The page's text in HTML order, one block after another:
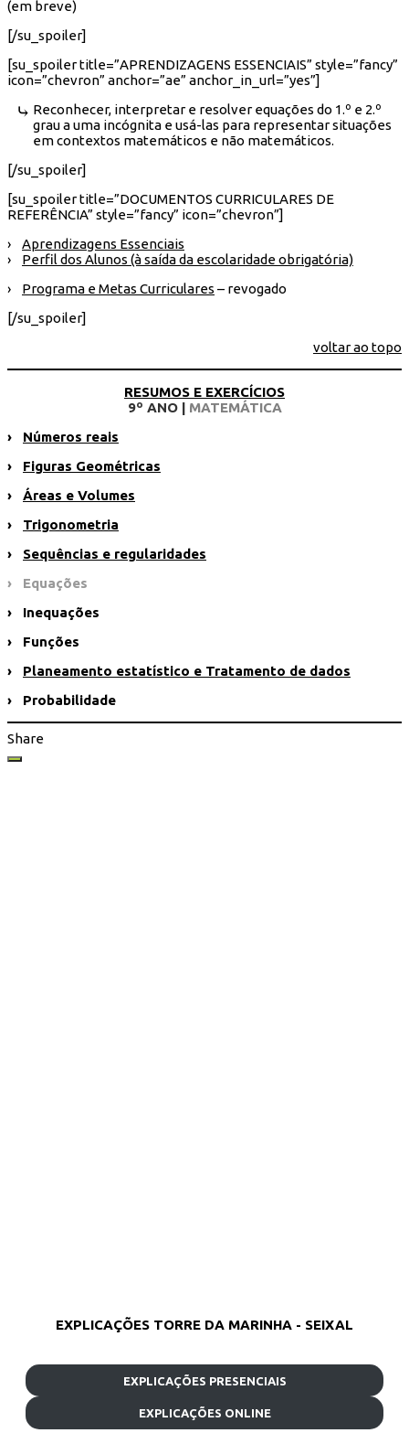
(em breve)
[/su_spoiler]
[su_spoiler title=”APRENDIZAGENS ESSENCIAIS” style=”fancy”
icon=”chevron” anchor=”ae” anchor_in_url=”yes”]
Reconhecer, interpretar e resolver equações do 1.º e 2.º
grau a uma incógnita e usá-las para representar situações
em contextos matemáticos e não matemáticos.
[/su_spoiler]
[su_spoiler title=”DOCUMENTOS CURRICULARES DE
REFERÊNCIA” style=”fancy” icon=”chevron”]
› Aprendizagens Essenciais
› Perfil dos Alunos (à saída da escolaridade obrigatória)
› Programa e Metas Curriculares – revogado
[/su_spoiler]
voltar ao topo
RESUMOS E EXERCÍCIOS
9º ANO | MATEMÁTICA
› Números reais
› Figuras Geométricas
› Áreas e Volumes
› Trigonometria
› Sequências e regularidades
› Equações
› Inequações
› Funções
› Planeamento estatístico e Tratamento de dados
› Probabilidade
Share
EXPLICAÇÕES TORRE DA MARINHA - SEIXAL
EXPLICAÇÕES PRESENCIAIS
EXPLICAÇÕES ONLINE